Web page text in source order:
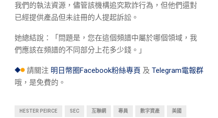
我們的執法資源，儘管該機構追究欺詐行為，但他們還對
已經提供產品但未註冊的人提起訴訟。
她總結說：「問題是，您在這個頻譜中屬於哪個領域，我
們應該在頻譜的不同部分上花多少錢。」
請關注 明日幣圈Facebook粉絲專頁 及 Telegram電報群
哦，是免費的。
HESTER PEIRCE SEC 互聯網 專員 數字資產 美國